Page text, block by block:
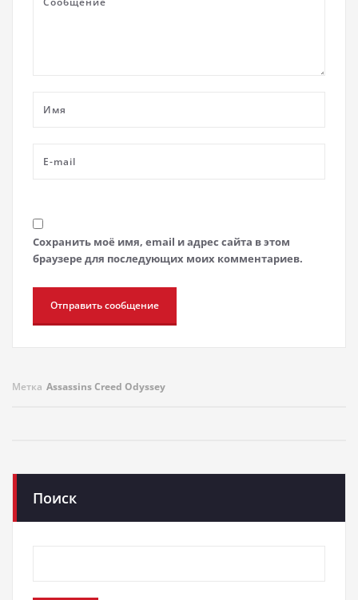
Сохранить моё имя, email и адрес сайта в этом
браузере для последующих моих комментариев.
Метка Assassins Creed Odyssey
Поиск